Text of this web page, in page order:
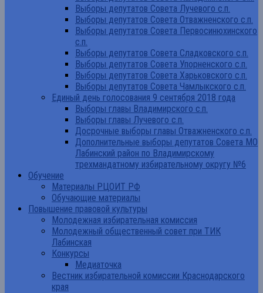
Выборы депутатов Совета Лучевого с.п.
Выборы депутатов Совета Отважненского с.п.
Выборы депутатов Совета Первосинюхинского
с.п.
Выборы депутатов Совета Сладковского с.п.
Выборы депутатов Совета Упорненского с.п.
Выборы депутатов Совета Харьковского с.п.
Выборы депутатов Совета Чамлыкского с.п.
Единый день голосования 9 сентября 2018 года
Выборы главы Владимирского с.п.
Выборы главы Лучевого с.п.
Досрочные выборы главы Отважненского с.п.
Дополнительные выборы депутатов Совета МО
Лабинский район по Владимирскому
трехмандатному избирательному округу №6
Обучение
Материалы РЦОИТ РФ
Обучающие материалы
Повышение правовой культуры
Молодежная избирательная комиссия
Молодежный общественный совет при ТИК
Лабинская
Конкурсы
Медиаточка
Вестник избирательной комиссии Краснодарского
края